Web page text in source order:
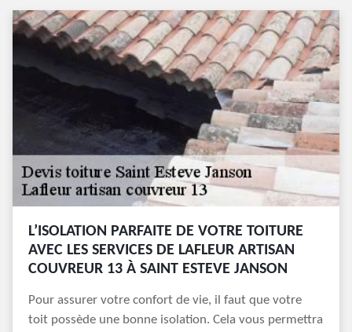
L’ISOLATION PARFAITE DE VOTRE TOITURE
AVEC LES SERVICES DE LAFLEUR ARTISAN
COUVREUR 13 À SAINT ESTEVE JANSON
Pour assurer votre confort de vie, il faut que votre
toit possède une bonne isolation. Cela vous permettra